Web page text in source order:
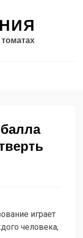
играет
человека,